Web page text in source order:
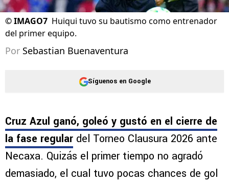
©IMAGO7 Huiqui tuvo su bautismo como entrenador
del primer equipo.
Por Sebastian Buenaventura
Síguenos en Google
Cruz Azul ganó, goleó y gustó en el cierre de
la fase regular del Torneo Clausura 2026 ante
Necaxa. Quizás el primer tiempo no agradó
demasiado, el cual tuvo pocas chances de gol